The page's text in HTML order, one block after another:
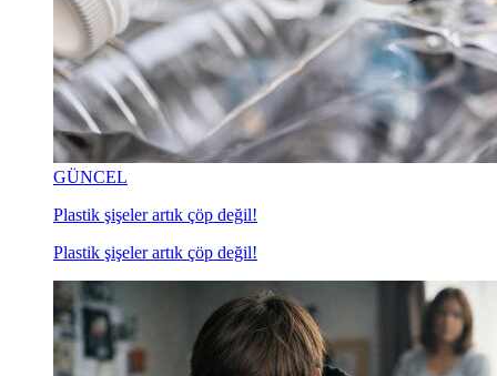
GÜNCEL
Plastik şişeler artık çöp değil!
Plastik şişeler artık çöp değil!